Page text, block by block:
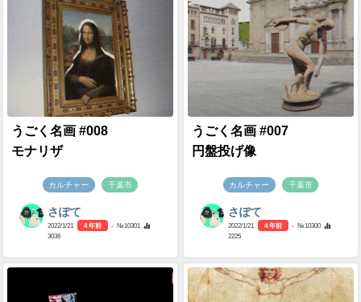
うごく名画 #008
モナリザ
カルチャー 千葉市
さぽて
2022/1/21 4 年前
- №10301
3036
うごく名画 #007
円盤投げ像
カルチャー 千葉市
さぽて
2022/1/21 4 年前
- №10300
2225